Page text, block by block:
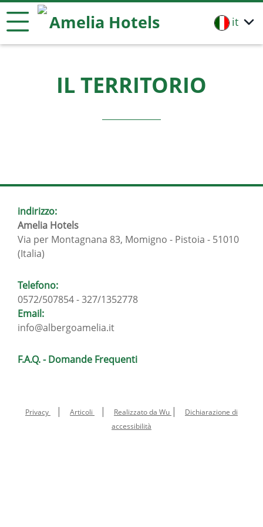
Amelia Hotels it
IL TERRITORIO
indirizzo:
Amelia Hotels
Via per Montagnana 83, Momigno - Pistoia - 51010
(Italia)
Telefono:
0572/507854 - 327/1352778
Email:
info@albergoamelia.it
F.A.Q. - Domande Frequenti
Privacy | Articoli | Realizzato da Wu |
Dichiarazione di
accessibilità